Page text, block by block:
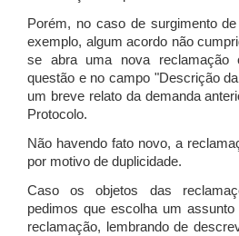
Porém, no caso de surgimento
exemplo, algum acordo não
se abra uma nova reclamação
questão e no campo "Descrição
um breve relato da demanda
Protocolo.
Não havendo fato novo, a
por motivo de duplicidade.
Caso os objetos das
pedimos que escolha um
reclamação, lembrando de